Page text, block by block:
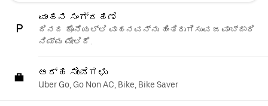
ವಾಹನ ಸಂಗ್ರಹಣೆ
ದಿನದ ಕೊನೆಯಲ್ಲಿ ವಾಹನವನ್ನು ಹಿಂತಿರುಗಿಸುವ ಜವಾಬ್ದಾರಿ
ನಿಮ್ಮ ಮೇಲಿದೆ.
ಅರ್ಹ ಸೇವೆಗಳು
Uber Go, Go Non AC, Bike, Bike Saver